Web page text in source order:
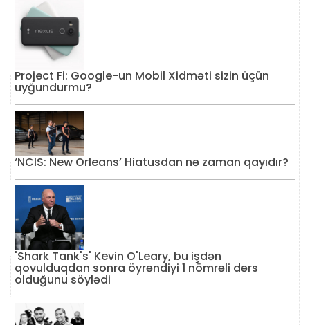
Project Fi: Google-un Mobil Xidməti sizin üçün
uyğundurmu?
‘NCIS: New Orleans’ Hiatusdan nə zaman qayıdır?
'Shark Tank's' Kevin O'Leary, bu işdən
qovulduqdan sonra öyrəndiyi 1 nömrəli dərs
olduğunu söylədi